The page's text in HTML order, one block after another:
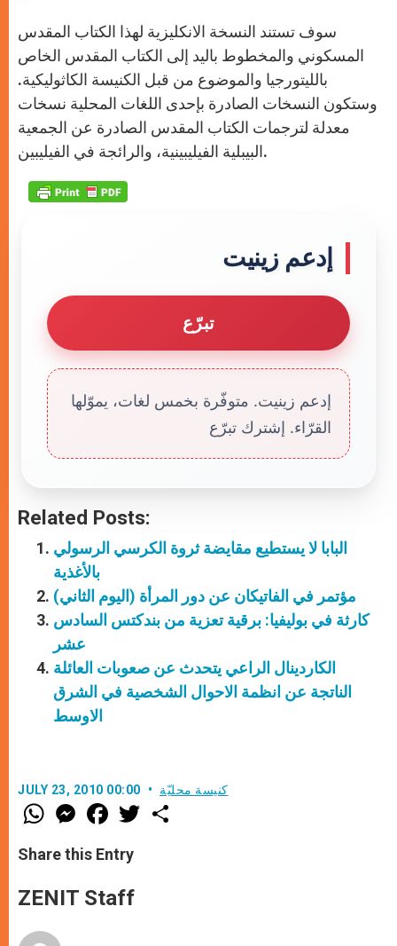
سوف تستند النسخة الانكليزية لهذا الكتاب المقدس
المسكوني والمخطوط باليد إلى الكتاب المقدس الخاص
بالليتورجيا والموضوع من قبل الكنيسة الكاثوليكية.
وستكون النسخات الصادرة بإحدى اللغات المحلية نسخات
معدلة لترجمات الكتاب المقدس الصادرة عن الجمعية
البيبلية الفيليبينية، والرائجة في الفيليبين.
إدعم زينيت
تبرّع
إدعم زينيت. متوفّرة بخمس لغات، يموّلها
القرّاء. إشترك تبرّع
Related Posts:
البابا لا يستطيع مقايضة ثروة الكرسي الرسولي
بالأغذية
مؤتمر في الفاتيكان عن دور المرأة (اليوم الثاني)
كارثة في بوليفيا: برقية تعزية من بندكتس السادس
عشر
الكاردينال الراعي يتحدث عن صعوبات العائلة
الناتجة عن انظمة الاحوال الشخصية في الشرق
الاوسط
JULY 23, 2010 00:00 كنيسة محليّة
W
h
t
s
p
p
M
e
s
e
g
e
F
a
e
b
o
k
w
Share this Entry
ZENIT Staff